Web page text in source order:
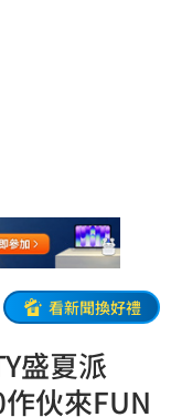
看新聞換好禮
盛夏派
伙來FUN